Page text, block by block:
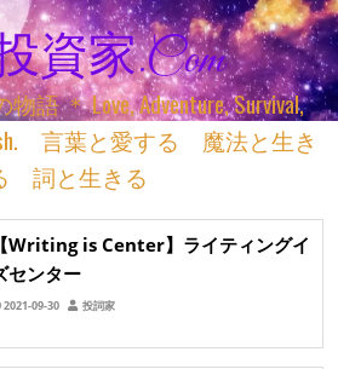
資家.com
＊ Love, Adventure, Survival,
言葉と愛する 魔法と生き
詞と生きる
【Writing is Center】ライティングイ
センター
2021-09-30 投詞家